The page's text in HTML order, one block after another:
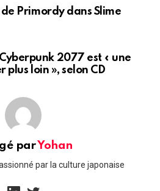
Primordy dans Slime
2077 est « une
plus loin », selon CD
parYohan
par la culture japonaise